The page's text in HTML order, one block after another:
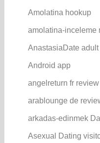
Amolatina hookup
amolatina-inceleme
AnastasiaDate adult
Android app
angelreturn fr review
arablounge de
arkadas-edinmek
Asexual Dating